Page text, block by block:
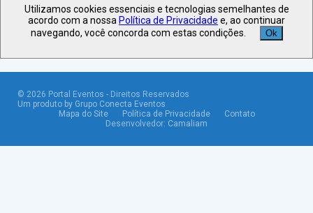
Veja +Últimas Notícias
© 2026 Portal Eventos - Direitos Reservados
Um produto by Grupo Conecta Eventos
Mapa do Site
Política de Privacidade
Contato
Desenvolvedor: Camaliam
Utilizamos cookies essenciais e tecnologias semelhantes de
acordo com a nossa Política de Privacidade e, ao continuar
navegando, você concorda com estas condições.
Ok